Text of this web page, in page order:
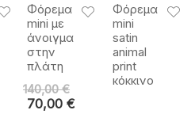
Φόρεμα
mini με
άνοιγμα
στην
πλάτη
140,00€
70,00€
Φόρεμα
mini
satin
animal
print
κόκκινο